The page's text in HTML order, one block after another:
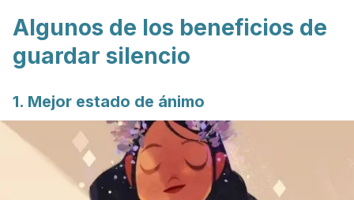
Algunos de los beneficios de
guardar silencio
1. Mejor estado de ánimo